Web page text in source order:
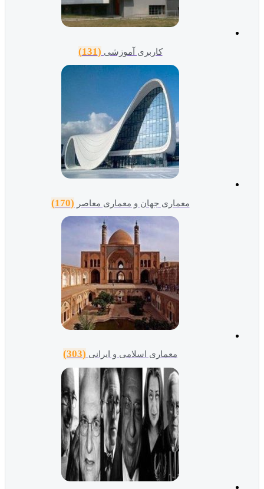
کاربری آموزشی(131)
معماری جهان و معماری معاصر(170)
معماری اسلامی و ایرانی (303)